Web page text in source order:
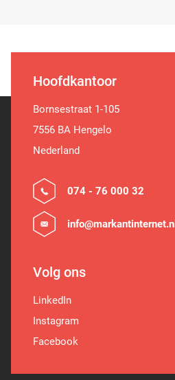
Hoofdkantoor
Bornsestraat 1-105
7556 BA Hengelo
Nederland
074 - 76 000 32
info@markantinternet.nl
Volg ons
LinkedIn
Instagram
Facebook